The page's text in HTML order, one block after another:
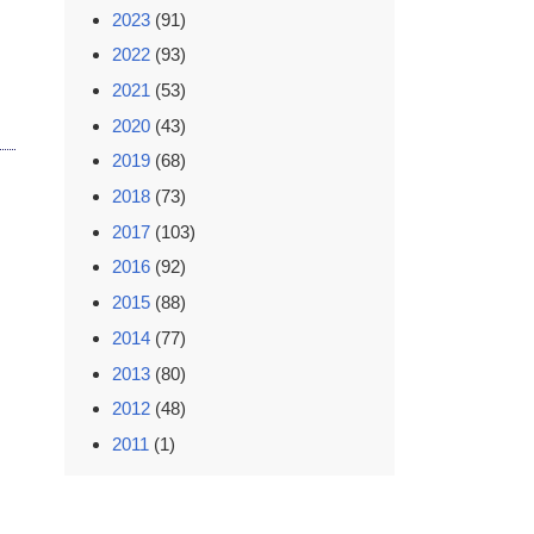
2023(91)
2022(93)
2021 (53)
2020(43)
2019(68)
2018(73)
2017(103)
2016(92)
2015(88)
2014(77)
2013(80)
2012(48)
2011 (1)